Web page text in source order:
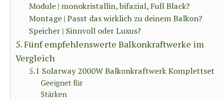
Module | monokristallin, bifazial, Full Black?
Montage | Passt das wirklich zu deinem Balkon?
Speicher | Sinnvoll oder Luxus?
5. Fünf empfehlenswerte Balkonkraftwerke im
Vergleich
5.1 Solarway 2000W Balkonkraftwerk Komplettset
Geeignet für
Stärken